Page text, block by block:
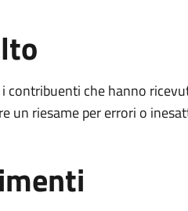
contribuenti che hanno
un riesame per errori o